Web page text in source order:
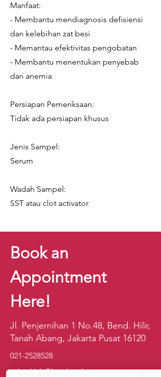
Manfaat:
- Membantu mendiagnosis defisiensi
dan kelebihan zat besi
- Memantau efektivitas pengobatan
- Membantu menentukan penyebab
dari anemia
Persiapan Pemeriksaan:
Tidak ada persiapan khusus
Jenis Sampel:
Serum
Wadah Sampel:
SST atau clot activator
Book an
Appointment
Here!
Jl. Penjernihan 1 No.48, Bend. Hilir,
Tanah Abang, Jakarta Pusat 16120
021-2528528
sales.klab@lxintl.co.kr